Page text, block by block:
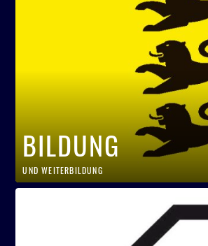
BILDUNG
UND WEITERBILDUNG